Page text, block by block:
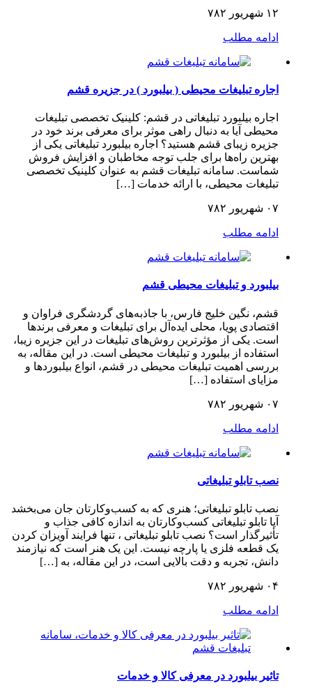
۱۲ شهریور ۷۸۲
ادامه مطلب
اجاره تبلیغات محیطی ( بیلبورد ) در جزیره قشم
اجاره بیلبورد تبلیغاتی در قشم: کلینیک تخصصی تبلیغات
محیطی آیا به دنبال راهی موثر برای معرفی برند خود در
جزیره زیبای قشم هستید؟ اجاره بیلبورد تبلیغاتی یکی از
بهترین راه‌ها برای جلب توجه مخاطبان و افزایش فروش
شماست. سامانه تبلیغات قشم به عنوان کلینیک تخصصی
تبلیغات محیطی، با ارائه خدمات […]
۰۷ شهریور ۷۸۲
ادامه مطلب
بیلبورد و تبلیغات محیطی قشم
قشم، نگین خلیج فارس، با جاذبه‌های گردشگری فراوان و
اقتصادی پویا، محلی ایده‌آل برای تبلیغات و معرفی برندها
است. یکی از مؤثرترین روش‌های تبلیغات در این جزیره زیبا،
استفاده از بیلبورد و تبلیغات محیطی است. در این مقاله، به
بررسی اهمیت تبلیغات محیطی در قشم، انواع بیلبوردها و
مزایای استفاده […]
۰۷ شهریور ۷۸۲
ادامه مطلب
نصب تابلو تبلیغاتی
نصب تابلو تبلیغاتی؛ هنری که به کسب‌وکارتان جان می‌بخشد
آیا تابلو تبلیغاتی کسب‌وکارتان به اندازه کافی جذاب و
تأثیرگذار است؟ نصب تابلو تبلیغاتی ، تنها فرایند آویزان کردن
یک قطعه فلزی یا پارچه نیست. این یک هنر است که نیازمند
دانش، تجربه و دقت بالایی است، در این مقاله، به […]
۰۴ شهریور ۷۸۲
ادامه مطلب
تاثیر بیلبورد در معرفی کالا و خدمات